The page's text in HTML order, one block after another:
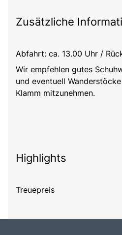
Zusätzliche
Abfahrt: ca. 13.00 Uhr /
Wir empfehlen gutes
und eventuell
Klamm mitzunehmen.
Highlights
Treuepreis